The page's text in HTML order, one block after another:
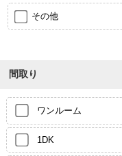
その他
間取り
ワンルーム
1DK